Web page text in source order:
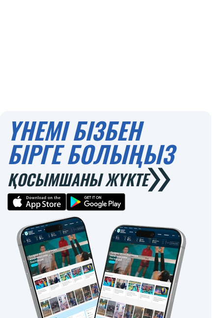
ҮНЕМІ БІЗБЕН
БІРГЕ БОЛЫҢЫЗ
ҚОСЫМШАНЫ ЖҮКТЕ